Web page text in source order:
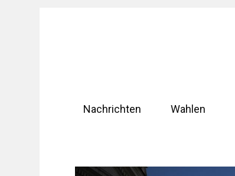
Nachrichten Wahlen